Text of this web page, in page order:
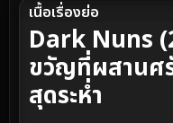
เนื้อเรื่องย่อ
Dark Nuns
ขวัญที่ผสานศ
สุดระห่ำ